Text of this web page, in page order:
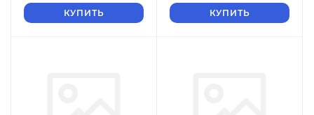
КУПИТЬ КУПИТЬ